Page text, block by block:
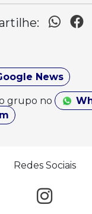
News
grupo no
Redes Sociais